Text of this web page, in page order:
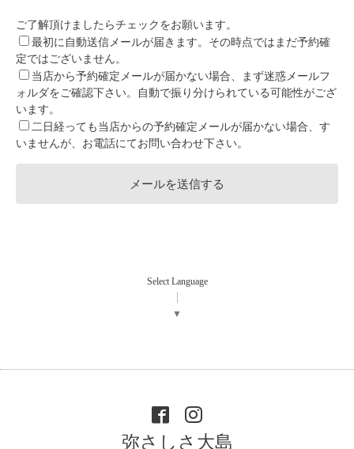
ご了解頂けましたらチェックをお願います。
最初に自動送信メールが届きます。その時点ではまだ予約確
定ではございません。
当店から予約確定メールが届かない場合、まず迷惑メールフ
ォルダをご確認下さい。自動で振り分けられている可能性がござ
います。
二日経っても当店からの予約確定メールが届かない場合、す
いませんが、お電話にてお問い合わせ下さい。
Select Language
▼
弥さしさ大島